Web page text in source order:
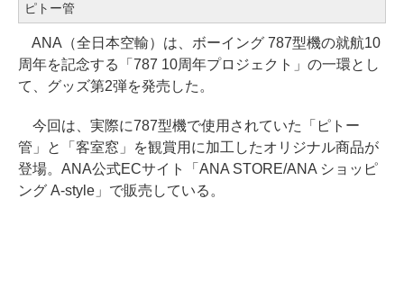
ピトー管
ANA（全日本空輸）は、ボーイング 787型機の就航10
周年を記念する「787 10周年プロジェクト」の一環とし
て、グッズ第2弾を発売した。
今回は、実際に787型機で使用されていた「ピトー
管」と「客室窓」を観賞用に加工したオリジナル商品が
登場。ANA公式ECサイト「ANA STORE/ANA ショッピ
ング A-style」で販売している。